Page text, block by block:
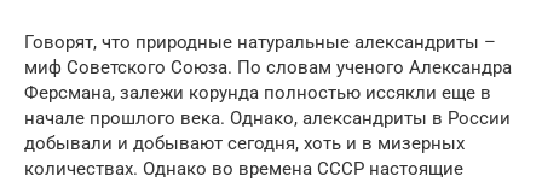
Говорят, что природные натуральные александриты –
миф Советского Союза. По словам ученого Александра
Ферсмана, залежи корунда полностью иссякли еще в
начале прошлого века. Однако, александриты в России
добывали и добывают сегодня, хоть и в мизерных
количествах. Однако во времена СССР настоящие